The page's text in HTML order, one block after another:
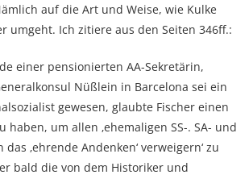
auf die Art und Weise, wie Kulke
umgeht. Ich zitiere aus den Seiten 346ff.:
einer pensionierten AA-Sekretärin,
Nüßlein in Barcelona sei ein
gewesen, glaubte Fischer einen
haben, um allen ‚ehemaligen SS-. SA- und
‚ehrende Andenken‘ verweigern‘ zu
bald die von dem Historiker und